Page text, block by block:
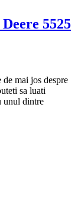
5525
mai jos despre
sa luati
unul dintre